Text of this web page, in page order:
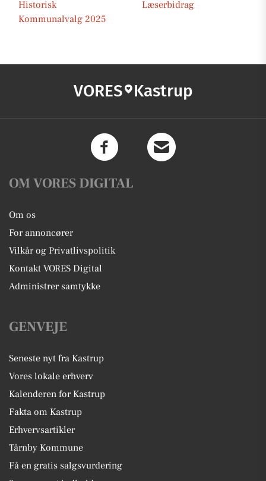
Historisk
Læserbidrag
Kommunalvalg 2025
VORES Kastrup
OM VORES DIGITAL
Om os
For annoncører
Vilkår og Privatlivspolitik
Kontakt VORES Digital
Administrer samtykke
GENVEJE
Seneste nyt fra Kastrup
Vores lokale erhverv
Kalenderen for Kastrup
Fakta om Kastrup
Erhvervsartikler
Tårnby Kommune
Få en gratis salgsvurdering